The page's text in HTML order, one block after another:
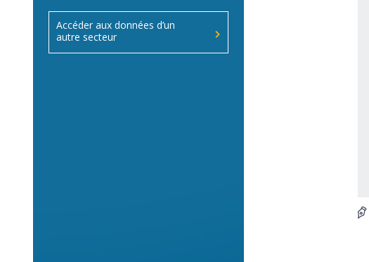
Accéder aux données d’un
autre secteur